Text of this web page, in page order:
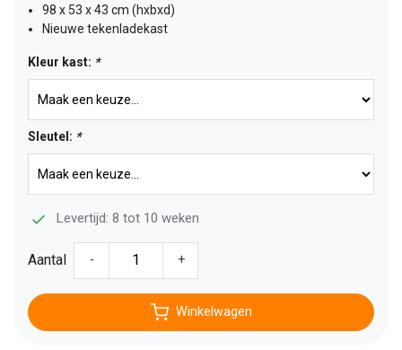
98 x 53 x 43 cm (hxbxd)
Nieuwe tekenladekast
Kleur kast: *
Sleutel: *
Levertijd: 8 tot 10 weken
Aantal - +
Winkelwagen